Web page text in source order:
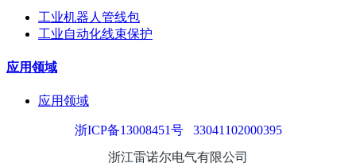
工业机器人管线包
工业自动化线束保护
应用领域
应用领域
浙ICP备13008451号
33041102000395
浙江雷诺尔电气有限公司